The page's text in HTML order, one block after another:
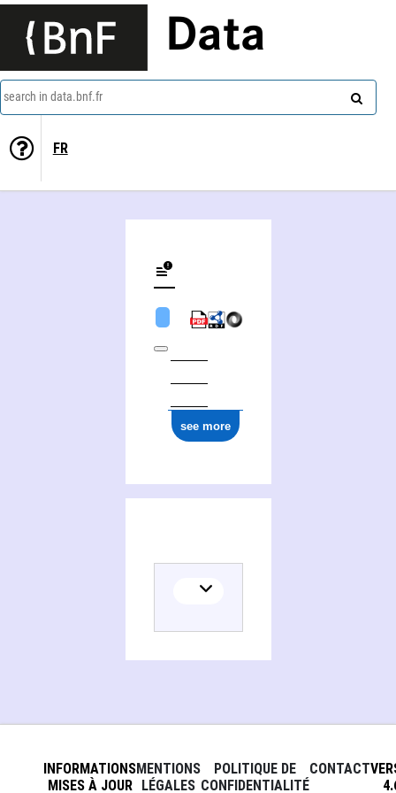
Data
search in data.bnf.fr
FR
see more
INFORMATIONS
MISES À JOUR
MENTIONS
LÉGALES
POLITIQUE DE
CONFIDENTIALITÉ
CONTACT